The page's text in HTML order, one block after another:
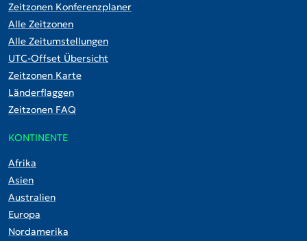
Zeitzonen Konferenzplaner
Alle Zeitzonen
Alle Zeitumstellungen
UTC-Offset Übersicht
Zeitzonen Karte
Länderflaggen
Zeitzonen FAQ
KONTINENTE
Afrika
Asien
Australien
Europa
Nordamerika